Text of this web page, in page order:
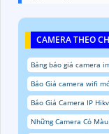
CAMERA THEO
Bảng báo giá camera
Báo Giá camera wifi
Báo Giá Camera IP
Những Camera Có